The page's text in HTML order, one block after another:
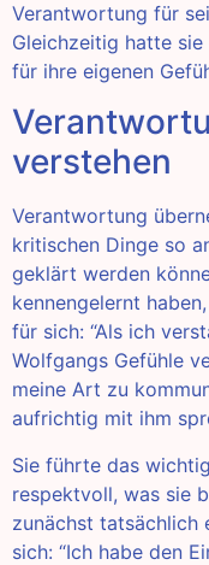
Verantwortung für
Gleichzeitig hatte
für ihre eigenen
verstehen
Verantwortung
kritischen Dinge so
geklärt werden
kennengelernt
für sich: “Als ich
Wolfgangs Gefühle
meine Art zu
aufrichtig mit ihm
Sie führte das
respektvoll, was sie
zunächst tatsächlich
sich: “Ich habe den